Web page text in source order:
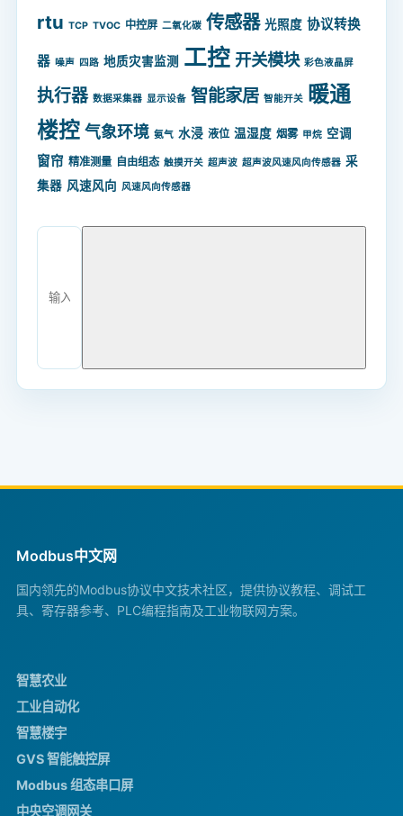
rtu TCP TVOC 中控屏 二氧化碳 传感器 光照度 协议转换
器 噪声 四路 地质灾害监测 工控 开关模块 彩色液晶屏
执行器 数据采集器 显示设备 智能家居 智能开关 暖通
楼控 气象环境 氨气 水浸 液位 温湿度 烟雾 甲烷 空调
窗帘 精准测量 自由组态 触摸开关 超声波 超声波风速风向传感器 采
集器 风速风向 风速风向传感器
Modbus中文网
国内领先的Modbus协议中文技术社区，提供协议教程、调试工
具、寄存器参考、PLC编程指南及工业物联网方案。
智慧农业
工业自动化
智慧楼宇
GVS 智能触控屏
Modbus 组态串口屏
中央空调网关